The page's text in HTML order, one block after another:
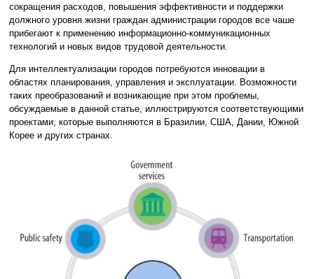
сокращения расходов, повышения эффективности и поддержки
должного уровня жизни граждан администрации городов все чаше
прибегают к применению информационно-коммуникационных
технологий и новых видов трудовой деятельности.
Для интеллектуализации городов потребуются инновации в
областях планирования, управления и эксплуатации. Возможности
таких преобразований и возникающие при этом проблемы,
обсуждаемые в данной статье, иллюстрируются соответствующими
проектами, которые выполняются в Бразилии, США, Дании, Южной
Корее и других странах.